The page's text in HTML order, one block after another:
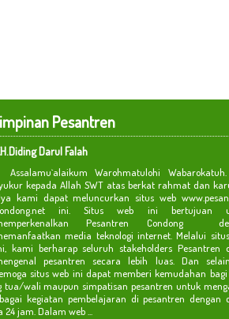
Pesantren
Darul Falah
Assalamu`alaikum Warohmatulohi
kepada Allah SWT atas berkat rahmat dan
kami dapat meluncurkan situs web
ini. Situs web ini bertujuan
Pesantren Condong
media teknologi internet. Melalui
kami berharap seluruh stakeholders Pesantren
pesantren secara lebih luas. Dan
situs web ini dapat memberi kemudahan
wali maupun simpatisan pesantren untuk
kegiatan pembelajaran di pesantren dengan
jam. Dalam web ...